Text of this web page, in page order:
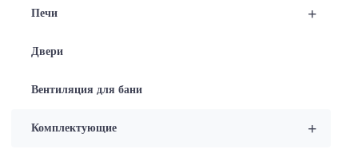
+
Печи
Двери
Вентиляция для бани
+
Комплектующие